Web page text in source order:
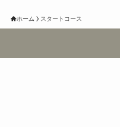
ホーム スタートコース